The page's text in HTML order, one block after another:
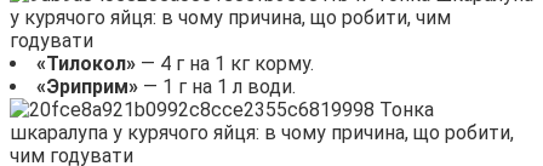
«Тилокол» — 4 г на 1 кг корму.
«Эриприм» — 1 г на 1 л води.